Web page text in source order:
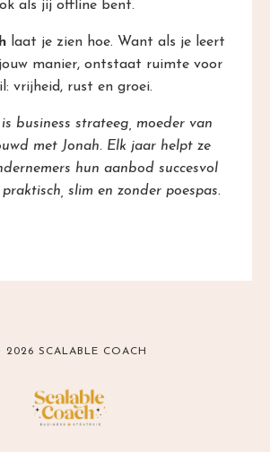
als jij offline bent.
laat je zien hoe. Want als je leert
manier, ontstaat ruimte voor
vrijheid, rust en groei.
business strateeg, moeder van
met Jonah. Elk jaar helpt ze
hun aanbod succesvol
slim en zonder poespas.
2026 SCALABLE COACH